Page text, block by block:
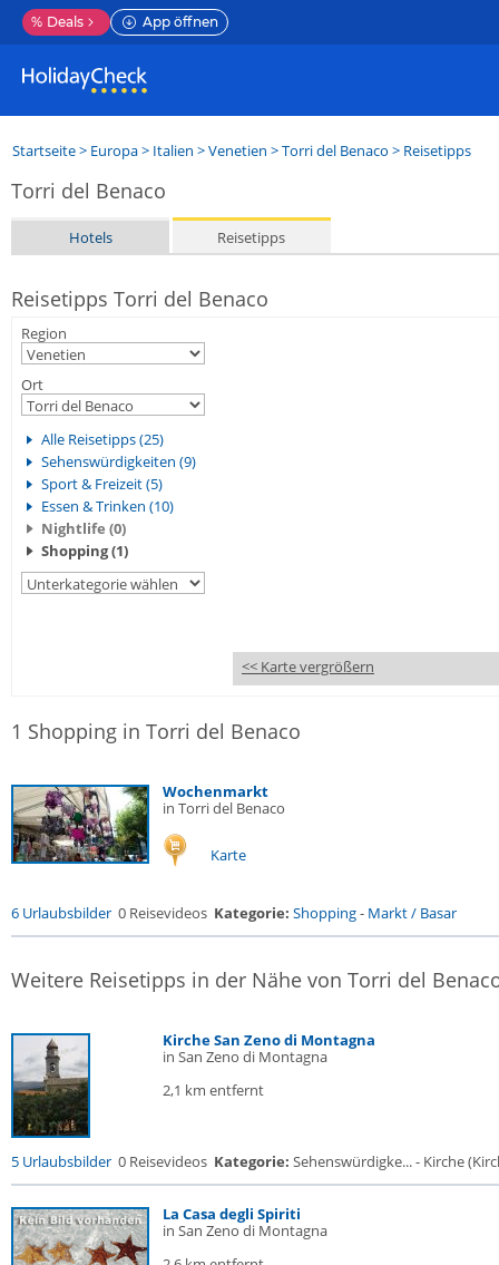
% Deals App öffnen
Startseite> Europa> Italien >Venetien >Torri del Benaco > Reisetipps
Torri del Benaco
Hotels Reisetipps
Reisetipps Torri del Benaco
Region
Ort
Alle Reisetipps (25)
Sehenswürdigkeiten (9)
Sport & Freizeit (5)
Essen & Trinken (10)
Nightlife (0)
Shopping (1)
<< Karte vergrößern
1 Shopping in Torri del Benaco
Wochenmarkt
in Torri del Benaco
Karte
6 Urlaubsbilder 0 Reisevideos Kategorie: Shopping- Markt / Basar
Weitere Reisetipps in der Nähe von Torri del
Kirche San Zeno di Montagna
in San Zeno di Montagna
2,1 km entfernt
5 Urlaubsbilder 0 Reisevideos Kategorie: Sehenswürdigke... - Kirche
La Casa degli Spiriti
in San Zeno di Montagna